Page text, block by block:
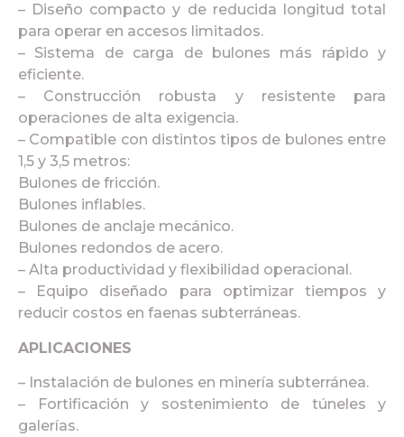
– Diseño compacto y de reducida longitud total
para operar en accesos limitados.
– Sistema de carga de bulones más rápido y
eficiente.
– Construcción robusta y resistente para
operaciones de alta exigencia.
– Compatible con distintos tipos de bulones entre
1,5 y 3,5 metros:
Bulones de fricción.
Bulones inflables.
Bulones de anclaje mecánico.
Bulones redondos de acero.
– Alta productividad y flexibilidad operacional.
– Equipo diseñado para optimizar tiempos y
reducir costos en faenas subterráneas.
APLICACIONES
– Instalación de bulones en minería subterránea.
– Fortificación y sostenimiento de túneles y
galerías.